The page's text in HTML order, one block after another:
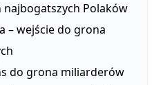
najbogatszych Polaków
– wejście do grona
do grona miliarderów